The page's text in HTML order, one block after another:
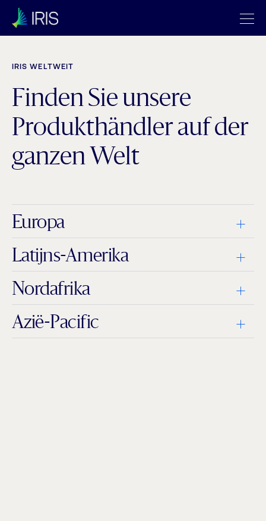
IRIS WELTWEIT
Finden Sie unsere
Produkthändler auf der
ganzen Welt
Europa
Latijns-Amerika
Nordafrika
Azië-Pacific